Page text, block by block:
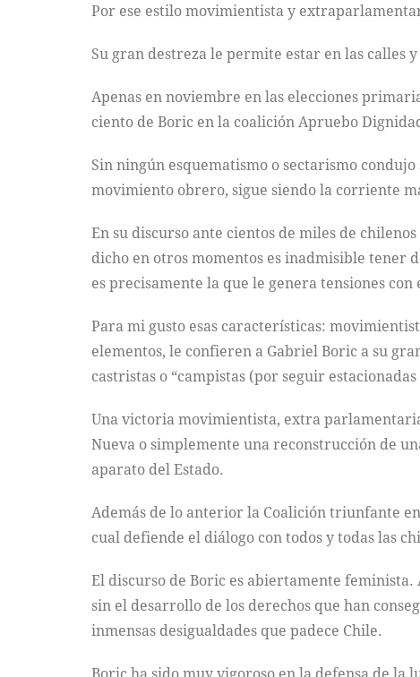
Por ese estilo movimientista y
Su gran destreza le permite estar en las calles
Apenas en noviembre en las elecciones
ciento de Boric en la coalición Apruebo
Sin ningún esquematismo o sectarismo
movimiento obrero, sigue siendo la corriente
En su discurso ante cientos de miles de
dicho en otros momentos es inadmisible tener
es precisamente la que le genera tensiones con
Para mi gusto esas características:
elementos, le confieren a Gabriel Boric a su
castristas o “campistas (por seguir
Una victoria movimientista, extra
Nueva o simplemente una reconstrucción de
aparato del Estado.
Además de lo anterior la Coalición triunfante
cual defiende el diálogo con todos y todas las
El discurso de Boric es abiertamente
sin el desarrollo de los derechos que han
inmensas desigualdades que padece Chile.